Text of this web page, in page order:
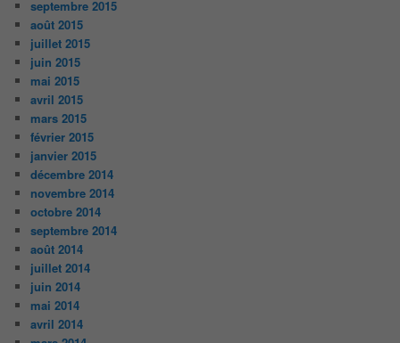
septembre 2015
août 2015
juillet 2015
juin 2015
mai 2015
avril 2015
mars 2015
février 2015
janvier 2015
décembre 2014
novembre 2014
octobre 2014
septembre 2014
août 2014
juillet 2014
juin 2014
mai 2014
avril 2014